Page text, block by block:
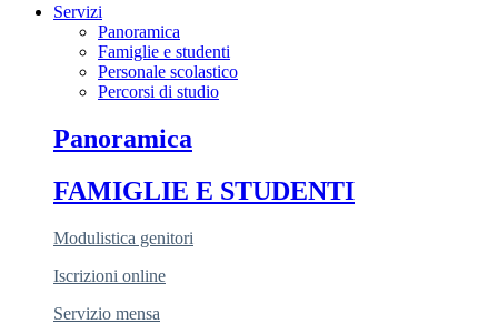
Servizi
Panoramica
Famiglie e studenti
Personale scolastico
Percorsi di studio
Panoramica
FAMIGLIE E STUDENTI
Modulistica genitori
Iscrizioni online
Servizio mensa